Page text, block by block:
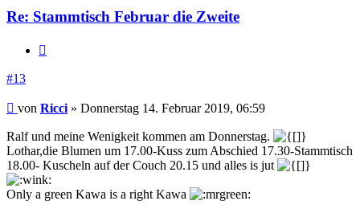
Re: Stammtisch Februar die Zweite
#13
Beitrag
von Ricci » Donnerstag 14. Februar 2019, 06:59
Ralf und meine Wenigkeit kommen am Donnerstag.
Lothar,die Blumen um 17.00-Kuss zum Abschied 17.30-Stammtisch
18.00- Kuscheln auf der Couch 20.15 und alles is jut
Only a green Kawa is a right Kawa